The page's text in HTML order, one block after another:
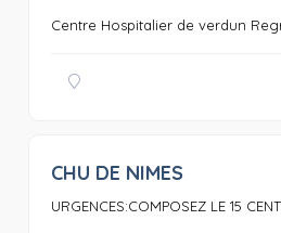
Centre Hospitalier de verdun
CHU DE NIMES
URGENCES:COMPOSEZ LE 15